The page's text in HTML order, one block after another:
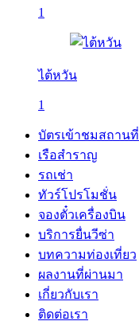
1
ไต้หวัน
1
บัตรเข้าชมสถานที่
เรือสำราญ
รถเช่า
ทัวร์โปรโมชั่น
จองตั๋วเครื่องบิน
บริการยื่นวีซ่า
บทความท่องเที่ยว
ผลงานที่ผ่านมา
เกี่ยวกับเรา
ติดต่อเรา